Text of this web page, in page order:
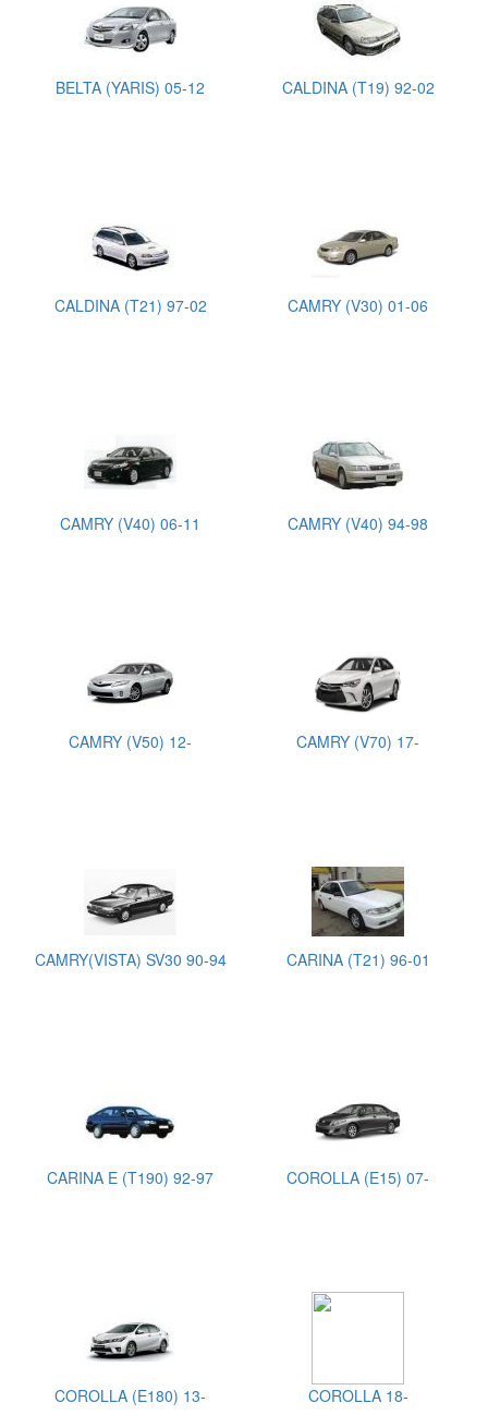
BELTA (YARIS) 05-12 CALDINA (T19) 92-02
CALDINA (T21) 97-02 CAMRY (V30) 01-06
CAMRY (V40) 06-11 CAMRY (V40) 94-98
CAMRY (V50) 12- CAMRY (V70) 17-
CAMRY(VISTA) SV30 90-94 CARINA (T21) 96-01
CARINA E (T190) 92-97 COROLLA (E15) 07-
COROLLA (E180) 13- COROLLA 18-